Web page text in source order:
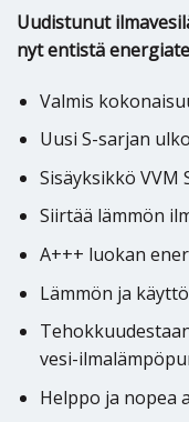
Uudistunut
nyt entistä
Valmis
Uusi S-sarjan
Sisäyksikkö VVM
Siirtää lämmön
A+++ luokan
Lämmön ja
vesi-
Helppo ja nopea